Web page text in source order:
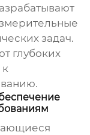
задач.
глубоких
к